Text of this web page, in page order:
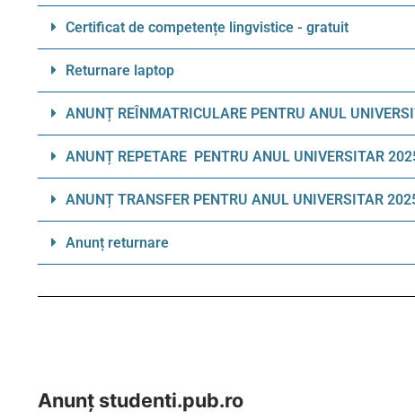
Certificat de competențe lingvistice - gratuit​
Returnare laptop
ANUNȚ REÎNMATRICULARE PENTRU ANUL
ANUNȚ REPETARE PENTRU ANUL UNIVERSITAR
ANUNȚ TRANSFER PENTRU ANUL UNIVERSITAR
Anunț returnare
Anunţ studenti.pub.ro